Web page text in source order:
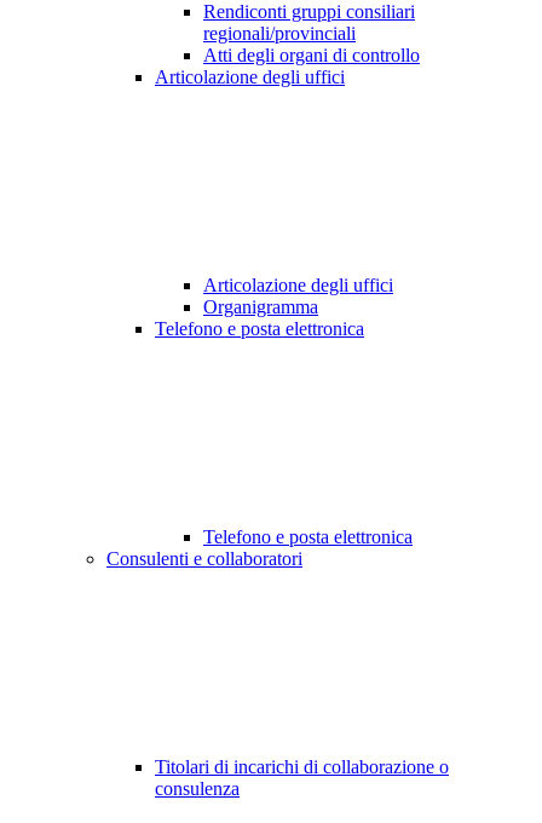
Rendiconti gruppi consiliari
regionali/provinciali
Atti degli organi di controllo
Articolazione degli uffici
Articolazione degli uffici
Organigramma
Telefono e posta elettronica
Telefono e posta elettronica
Consulenti e collaboratori
Titolari di incarichi di collaborazione o
consulenza